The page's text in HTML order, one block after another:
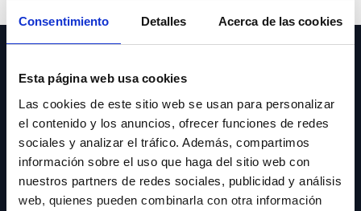
Consentimiento Detalles Acerca de las cookies
Esta página web usa cookies
Las cookies de este sitio web se usan para personalizar
el contenido y los anuncios, ofrecer funciones de redes
sociales y analizar el tráfico. Además, compartimos
información sobre el uso que haga del sitio web con
nuestros partners de redes sociales, publicidad y análisis
web, quienes pueden combinarla con otra información
NEWSLETTER
Suscríbete y recibe las últimas novedades y ofertas.